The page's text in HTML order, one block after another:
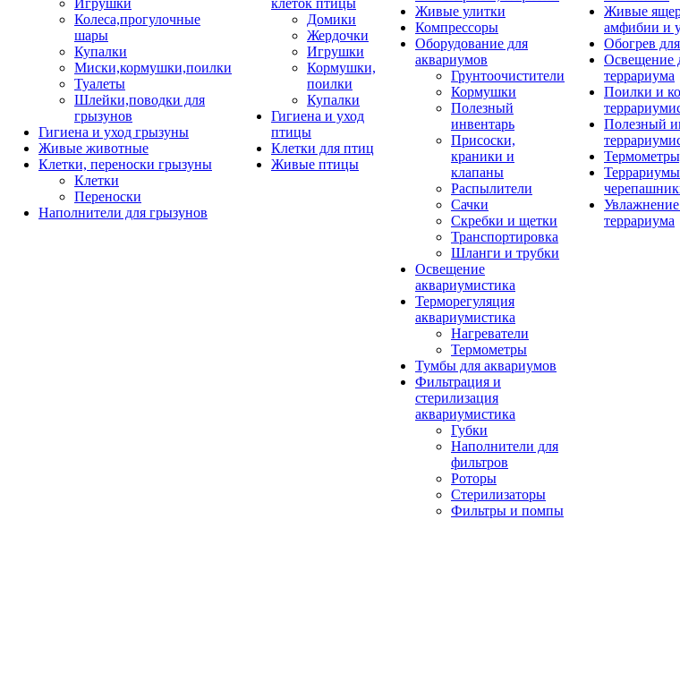
Игрушки
Колеса,прогулочные
шары
Купалки
Миски,кормушки,поилки
Туалеты
Шлейки,поводки для
грызунов
Гигиена и уход грызуны
Живые животные
Клетки, переноски грызуны
Клетки
Переноски
Наполнители для грызунов
клеток птицы
Домики
Жердочки
Игрушки
Кормушки,
поилки
Купалки
Гигиена и уход
птицы
Клетки для птиц
Живые птицы
Живые улитки
Компрессоры
Оборудование для
аквариумов
Грунтоочистители
Кормушки
Полезный
инвентарь
Присоски,
краники и
клапаны
Распылители
Сачки
Скребки и щетки
Транспортировка
Шланги и трубки
Освещение
аквариумистика
Терморегуляция
аквариумистика
Нагреватели
Термометры
Тумбы для аквариумов
Фильтрация и
стерилизация
аквариумистика
Губки
Наполнители для
фильтров
Роторы
Стерилизаторы
Фильтры и помпы
Живые
амфибии и
Обогрев
Освещение
террариума
Поилки и
Полезный
террариума